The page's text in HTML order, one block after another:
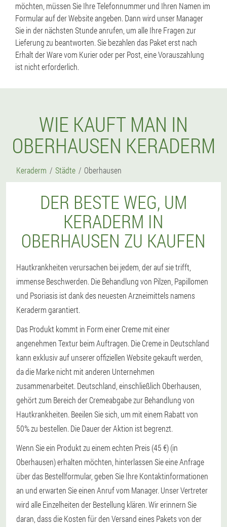
möchten, müssen Sie Ihre Telefonnummer und Ihren Namen im
Formular auf der Website angeben. Dann wird unser Manager
Sie in der nächsten Stunde anrufen, um alle Ihre Fragen zur
Lieferung zu beantworten. Sie bezahlen das Paket erst nach
Erhalt der Ware vom Kurier oder per Post, eine Vorauszahlung
ist nicht erforderlich.
WIE KAUFT MAN IN
OBERHAUSEN KERADERM
Keraderm Städte Oberhausen
DER BESTE WEG, UM
KERADERM IN
OBERHAUSEN ZU KAUFEN
Hautkrankheiten verursachen bei jedem, der auf sie trifft,
immense Beschwerden. Die Behandlung von Pilzen, Papillomen
und Psoriasis ist dank des neuesten Arzneimittels namens
Keraderm garantiert.
Das Produkt kommt in Form einer Creme mit einer
angenehmen Textur beim Auftragen. Die Creme in Deutschland
kann exklusiv auf unserer offiziellen Website gekauft werden,
da die Marke nicht mit anderen Unternehmen
zusammenarbeitet. Deutschland, einschließlich Oberhausen,
gehört zum Bereich der Cremeabgabe zur Behandlung von
Hautkrankheiten. Beeilen Sie sich, um mit einem Rabatt von
50% zu bestellen. Die Dauer der Aktion ist begrenzt.
Wenn Sie ein Produkt zu einem echten Preis (45 €) (in
Oberhausen) erhalten möchten, hinterlassen Sie eine Anfrage
über das Bestellformular, geben Sie Ihre Kontaktinformationen
an und erwarten Sie einen Anruf vom Manager. Unser Vertreter
wird alle Einzelheiten der Bestellung klären. Wir erinnern Sie
daran, dass die Kosten für den Versand eines Pakets von der